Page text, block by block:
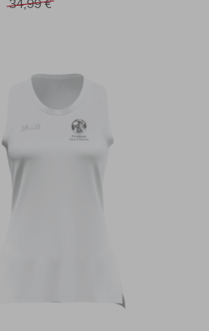
34,99 €